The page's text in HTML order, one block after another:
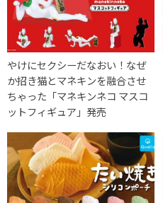
やけにセクシーだなおい！なぜ
か招き猫とマネキンを融合させ
ちゃった「マネキンネコ マスコ
ットフィギュア」発売